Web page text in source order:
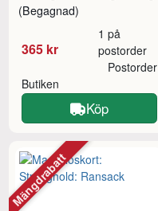
(Begagnad)
365 kr
1 på
postorder
Butiken
Postorder
Köp
Mängdrabatt